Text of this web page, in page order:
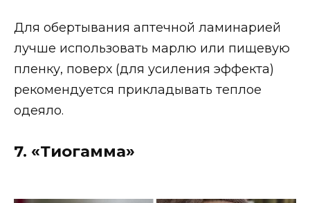
Для обертывания аптечной ламинарией
лучше использовать марлю или пищевую
пленку, поверх (для усиления эффекта)
рекомендуется прикладывать теплое
одеяло.
7. «Тиогамма»